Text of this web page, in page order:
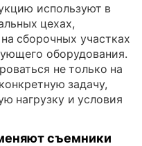
используют в
цехах,
сборочных участках
оборудования.
не только на
задачу,
нагрузку и условия
съемники